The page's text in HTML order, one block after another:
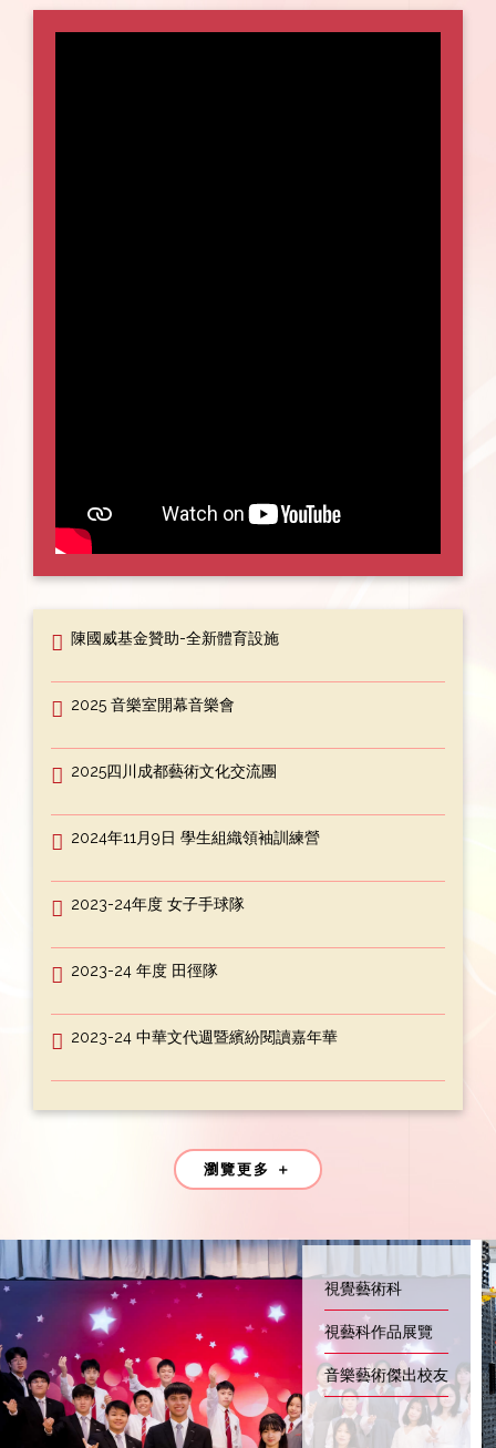
陳國威基金贊助-全新體育設施
2025 音樂室開幕音樂會
2025四川成都藝術文化交流團
2024年11月9日 學生組織領袖訓練營
2023-24年度 女子手球隊
2023-24 年度 田徑隊
2023-24 中華文代週暨繽紛閱讀嘉年華
瀏覽更多 ＋
學生活動
學生作品
STEM教育